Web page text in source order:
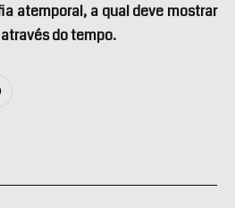
atemporal, a qual deve mostrar
do tempo.